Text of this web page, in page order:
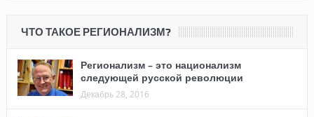
ЧТО ТАКОЕ РЕГИОНАЛИЗМ?
Регионализм – это национализм
следующей русской революции
Декабрь 28, 2016